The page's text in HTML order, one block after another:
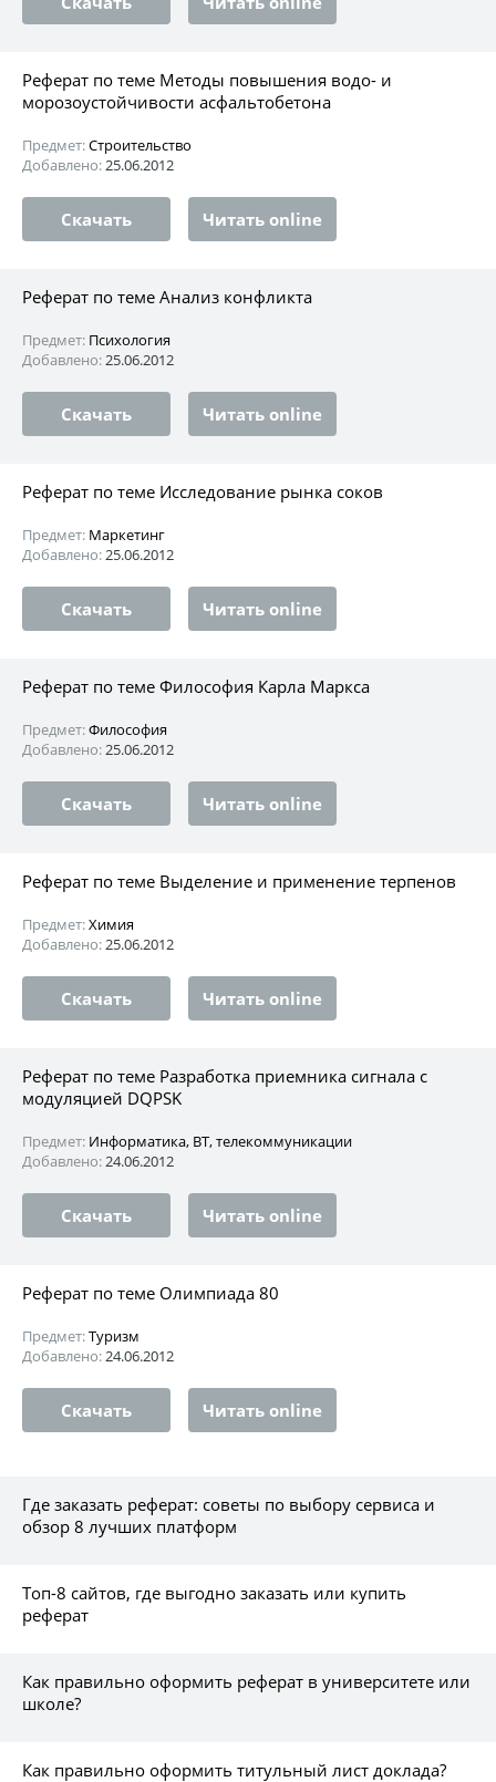
Реферат по теме Методы повышения водо- и
морозоустойчивости асфальтобетона
Предмет:Строительство
Добавлено:25.06.2012
Скачать Читать online
Реферат по теме Анализ конфликта
Предмет: Психология
Добавлено:25.06.2012
Скачать Читать online
Реферат по теме Исследование рынка соков
Предмет: Маркетинг
Добавлено:25.06.2012
Скачать Читать online
Реферат по теме Философия Карла Маркса
Предмет:Философия
Добавлено:25.06.2012
Скачать Читать online
Реферат по теме Выделение и применение терпенов
Предмет:Химия
Добавлено:25.06.2012
Скачать Читать online
Реферат по теме Разработка приемника сигнала с
модуляцией DQPSK
Предмет: Информатика, ВТ, телекоммуникации
Добавлено:24.06.2012
Скачать Читать online
Реферат по теме Олимпиада 80
Предмет:Туризм
Добавлено:24.06.2012
Скачать Читать online
Где заказать реферат: советы по выбору сервиса и
обзор 8 лучших платформ
Топ-8 сайтов, где выгодно заказать или купить
реферат
Как правильно оформить реферат в университете или
школе?
Как правильно оформить титульный лист доклада?